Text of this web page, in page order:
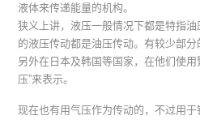
液体来传递能量的机构。
狭义上讲，液压一般情况下都是特指
的液压传动都是油压传动。有较少部分
另外在日本及韩国等国家，在他们使
压”来表示。
现在也有用气压作为传动的，不过用